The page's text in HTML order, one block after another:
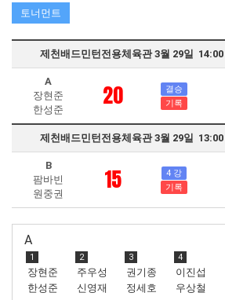
토너먼트
제천배드민턴전용체육관 3월 29일 14:00
A
장현준
한성준
20
결승
기록
제천배드민턴전용체육관 3월 29일 13:00
B
팜바빈
원중권
15
4 강
기록
A
1
장현준
한성준
2
주우성
신영재
3
권기종
정세호
4
이진섭
우상철